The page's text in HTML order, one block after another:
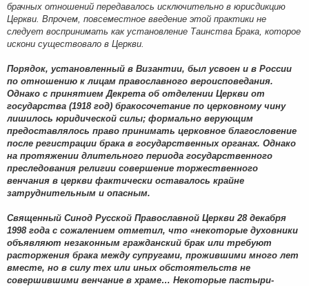
брачных отношений передавалось исключительно в юрисдикцию
Церкви. Впрочем, повсеместное введение этой практики не
следует воспринимать как установление Таинства Брака, которое
искони существовало в Церкви.
Порядок, установленный в Византии, был усвоен и в России
по отношению к лицам православного вероисповедания.
Однако с принятием Декрета об отделении Церкви от
государства (1918 год) бракосочетание по церковному чину
лишилось юридической силы; формально верующим
предоставлялось право принимать церковное благословение
после регистрации брака в государственных органах. Однако
на протяжении длительного периода государственного
преследования религии совершение торжественного
венчания в церкви фактически оставалось крайне
затруднительным и опасным.
Священный Синод Русской Православной Церкви 28 декабря
1998 года с сожалением отметил, что «некоторые духовники
объявляют незаконным гражданский брак или требуют
расторжения брака между супругами, прожившими много лет
вместе, но в силу тех или иных обстоятельств не
совершившими венчание в храме… Некоторые пастыри-